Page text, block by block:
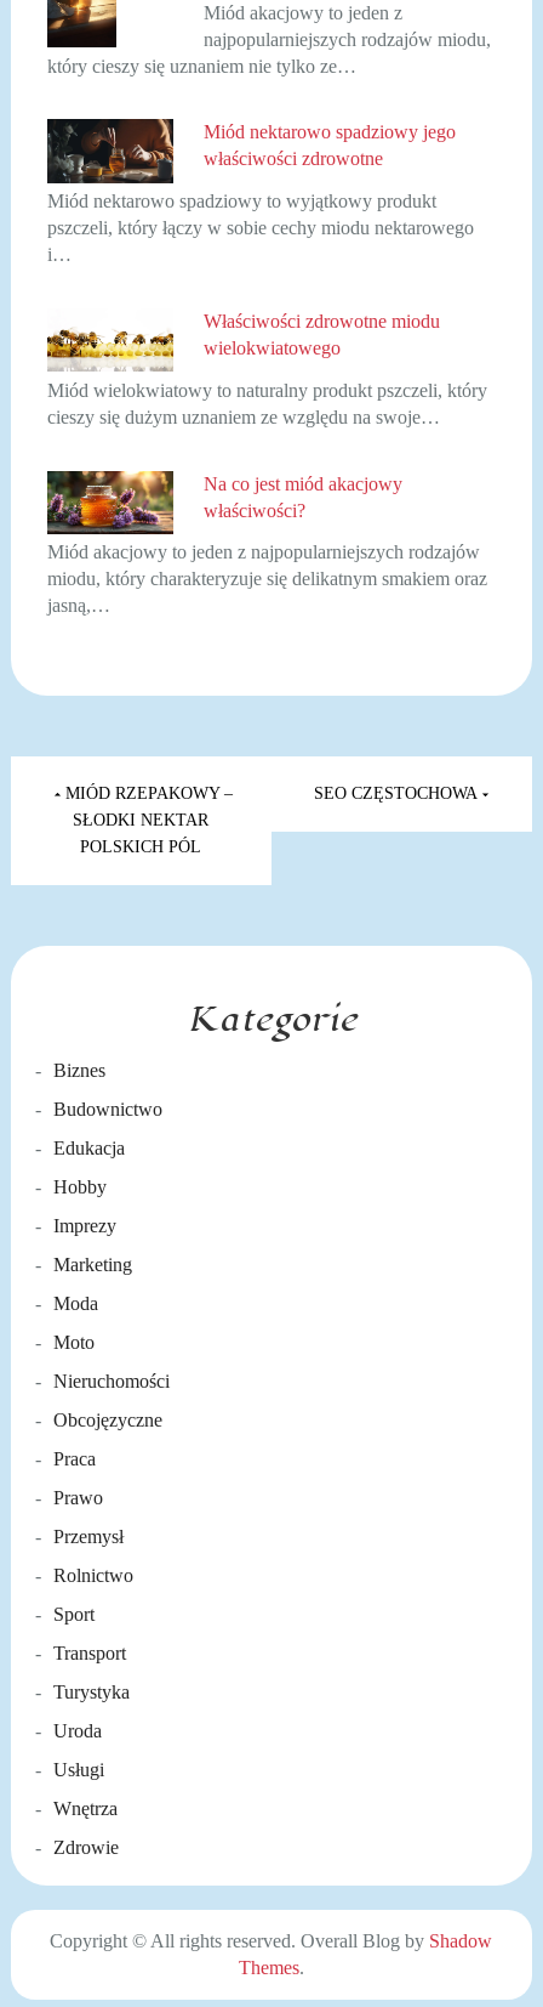
Miód akacjowy to jeden z
najpopularniejszych rodzajów miodu,
który cieszy się uznaniem nie tylko ze…
Miód nektarowo spadziowy jego
właściwości zdrowotne
Miód nektarowo spadziowy to wyjątkowy produkt
pszczeli, który łączy w sobie cechy miodu nektarowego
i…
Właściwości zdrowotne miodu
wielokwiatowego
Miód wielokwiatowy to naturalny produkt pszczeli, który
cieszy się dużym uznaniem ze względu na swoje…
Na co jest miód akacjowy
właściwości?
Miód akacjowy to jeden z najpopularniejszych rodzajów
miodu, który charakteryzuje się delikatnym smakiem oraz
jasną,…
Nawigacja
wpisu
MIÓD RZEPAKOWY –
SŁODKI NEKTAR
POLSKICH PÓL
SEO CZĘSTOCHOWA
Kategorie
Biznes
Budownictwo
Edukacja
Hobby
Imprezy
Marketing
Moda
Moto
Nieruchomości
Obcojęzyczne
Praca
Prawo
Przemysł
Rolnictwo
Sport
Transport
Turystyka
Uroda
Usługi
Wnętrza
Zdrowie
Copyright © All rights reserved. Overall Blog by Shadow
Themes.